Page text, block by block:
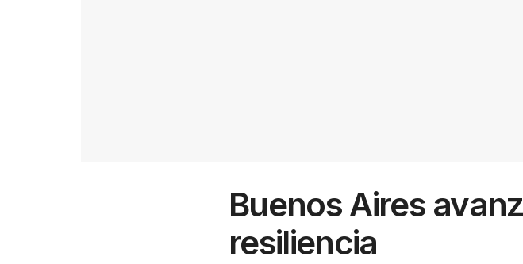
Buenos Aires
resiliencia